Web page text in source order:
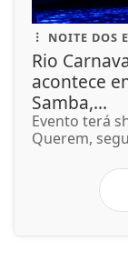
NOITE DOS
Rio
acontece
Samba,...
Evento terá
Querem,